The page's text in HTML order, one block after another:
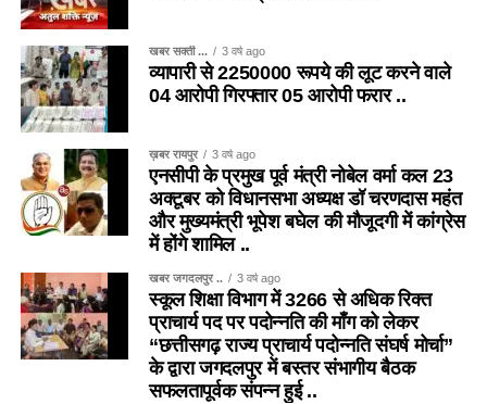
खबर सक्ती ... 3 वर्ष ago
व्यापारी से 2250000 रूपये की लूट करने वाले
04 आरोपी गिरफ्तार 05 आरोपी फरार ..
ख़बर रायपुर 3 वर्ष ago
एनसीपी के प्रमुख पूर्व मंत्री नोबेल वर्मा कल 23
अक्टूबर को विधानसभा अध्यक्ष डॉ चरणदास महंत
और मुख्यमंत्री भूपेश बघेल की मौजूदगी में कांग्रेस
में होंगे शामिल ..
खबर जगदलपुर .. 3 वर्ष ago
स्कूल शिक्षा विभाग में 3266 से अधिक रिक्त
प्राचार्य पद पर पदोन्नति की माँग को लेकर
“छत्तीसगढ़ राज्य प्राचार्य पदोन्नति संघर्ष मोर्चा”
के द्वारा जगदलपुर में बस्तर संभागीय बैठक
सफलतापूर्वक संपन्न हुई ..